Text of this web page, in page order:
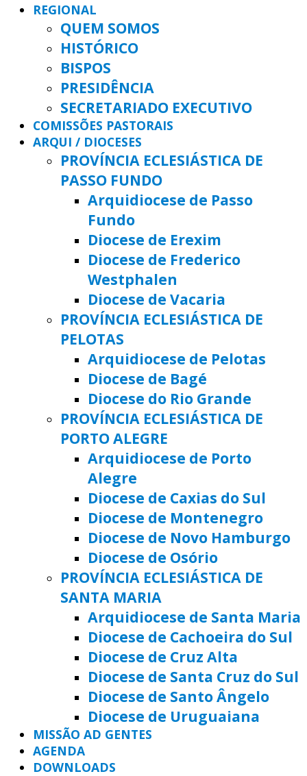
REGIONAL
QUEM SOMOS
HISTÓRICO
BISPOS
PRESIDÊNCIA
SECRETARIADO EXECUTIVO
COMISSÕES PASTORAIS
ARQUI / DIOCESES
PROVÍNCIA ECLESIÁSTICA DE
PASSO FUNDO
Arquidiocese de Passo
Fundo
Diocese de Erexim
Diocese de Frederico
Westphalen
Diocese de Vacaria
PROVÍNCIA ECLESIÁSTICA DE
PELOTAS
Arquidiocese de Pelotas
Diocese de Bagé
Diocese do Rio Grande
PROVÍNCIA ECLESIÁSTICA DE
PORTO ALEGRE
Arquidiocese de Porto
Alegre
Diocese de Caxias do Sul
Diocese de Montenegro
Diocese de Novo Hamburgo
Diocese de Osório
PROVÍNCIA ECLESIÁSTICA DE
SANTA MARIA
Arquidiocese de Santa Maria
Diocese de Cachoeira do Sul
Diocese de Cruz Alta
Diocese de Santa Cruz do Sul
Diocese de Santo Ângelo
Diocese de Uruguaiana
MISSÃO AD GENTES
AGENDA
DOWNLOADS